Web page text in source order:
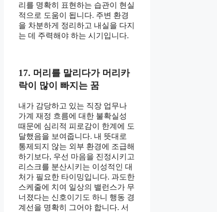
리를 명확히 표현하는 습관이 현실
적으로 도움이 됩니다. 주변 환경
을 차분하게 정리하고 내실을 다지
는 데 주력해야 하는 시기입니다.
17. 머리를 말리다가 머리카
락이 많이 빠지는 꿈
내가 감당하고 있는 직장 업무나
가계 재정 흐름에 대한 불확실성
때문에 심리적 피로감이 한계에 도
달했음을 보여줍니다. 내 뜻대로
통제되지 않는 외부 환경에 조급해
하기보다, 우선 마음을 진정시키고
리스크를 분산시키는 이성적인 대
처가 필요한 타이밍입니다. 과도한
스케줄에 치여 일상의 밸런스가 무
너졌다는 신호이기도 하니 행동 경
계선을 명확히 그어야 합니다. 서